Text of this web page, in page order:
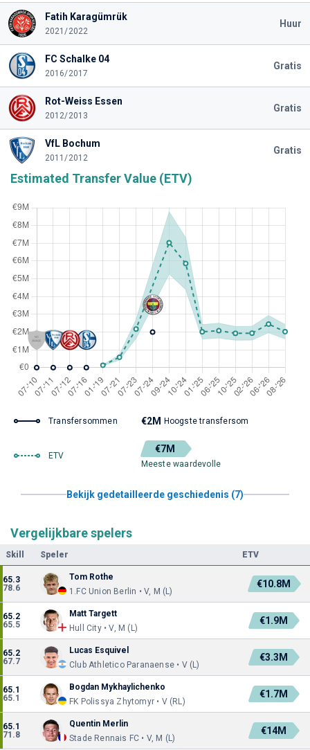
Fatih Karagümrük
2021/2022
Huur
FC Schalke 04
2016/2017
Gratis
Rot-Weiss Essen
2012/2013
Gratis
VfL Bochum
2011/2012
Gratis
Estimated Transfer Value (ETV)
Transfersommen €2M Hoogste transfersom
ETV
€7M
Meeste waardevolle
Bekijk gedetailleerde geschiedenis (7)
Vergelijkbare spelers
Skill Speler ETV
65.3
78.6
Tom Rothe
1.FC Union Berlin • V, M (L)
€10.8M
65.2
65.5
Matt Targett
Hull City • V, M (L)
€1.9M
65.2
67.7
Lucas Esquivel
Club Athletico Paranaense • V (L)
€3.3M
65.1
65.1
Bogdan Mykhaylichenko
FK Polissya Zhytomyr • V (RL)
€1.7M
65.1
71.8
Quentin Merlin
Stade Rennais FC • V, M (L)
€14M